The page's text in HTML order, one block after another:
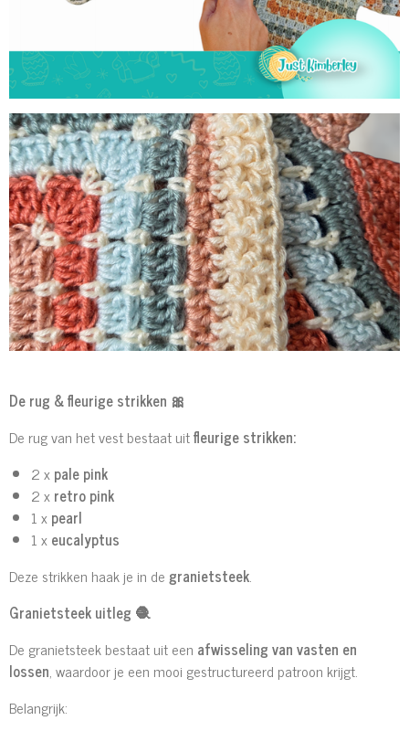
De rug & fleurige strikken 🎀
De rug van het vest bestaat uitfleurige strikken:
2 xpale pink
2 xretro pink
1 xpearl
1 xeucalyptus
Deze strikken haak je in de granietsteek.
Granietsteek uitleg 🧶
De granietsteek bestaat uit een afwisseling van vasten en
lossen, waardoor je een mooi gestructureerd patroon krijgt.
Belangrijk: